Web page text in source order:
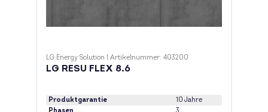
LG Energy Solution Artikelnummer: 403200
LG RESU FLEX 8.6
Produktgarantie
10 Jahre
Phasen
3